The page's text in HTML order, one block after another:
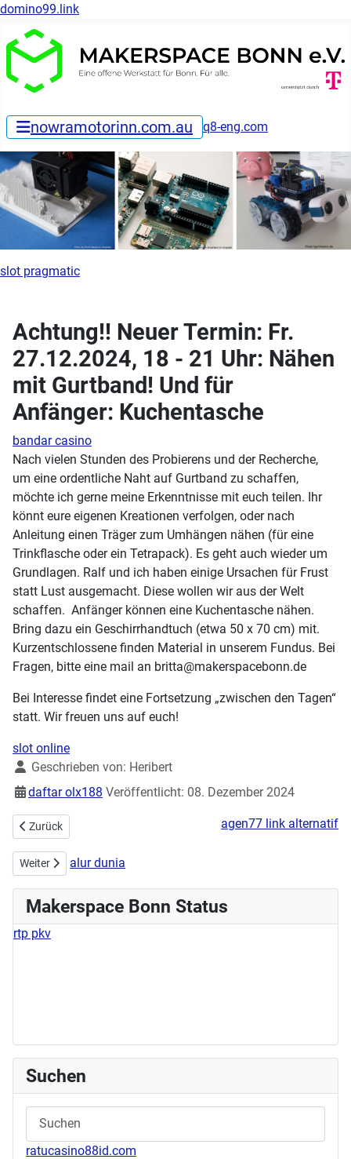
domino99.link
nowramotorinn.com.au q8-eng.com
slot pragmatic
Achtung!! Neuer Termin: Fr.
27.12.2024, 18 - 21 Uhr: Nähen
mit Gurtband! Und für
Anfänger: Kuchentasche
bandar casino
Nach vielen Stunden des Probierens und der Recherche,
um eine ordentliche Naht auf Gurtband zu schaffen,
möchte ich gerne meine Erkenntnisse mit euch teilen. Ihr
könnt eure eigenen Kreationen verfolgen, oder nach
Anleitung einen Träger zum Umhängen nähen (für eine
Trinkflasche oder ein Tetrapack). Es geht auch wieder um
Grundlagen. Ralf und ich haben einige Ursachen für Frust
statt Lust ausgemacht. Diese wollen wir aus der Welt
schaffen. Anfänger können eine Kuchentasche nähen.
Bring dazu ein Geschirrhandtuch (etwa 50 x 70 cm) mit.
Kurzentschlossene finden Material in unserem Fundus. Bei
Fragen, bitte eine mail an britta@makerspacebonn.de
Bei Interesse findet eine Fortsetzung „zwischen den Tagen“
statt. Wir freuen uns auf euch!
slot online
DetailsGeschrieben von: Heribert
daftar olx188 Veröffentlicht: 08. Dezember 2024
Vorheriger Beitrag: Workshops zur Demystifizierung IT
Zurück agen77 link alternatif
Nächster Beitrag: GEM-einsam – Das Gesellschaftsspiele-Event im
Weiter alur dunia
Makerspace Bonn Status
rtp pkv
Suchen
ratucasino88id.com